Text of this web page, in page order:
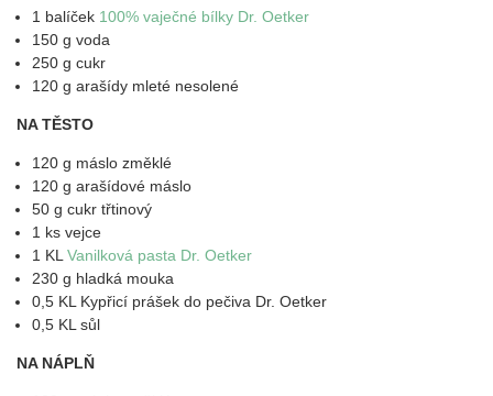
1 balíček 100% vaječné bílky Dr. Oetker
150 g voda
250 g cukr
120 g arašídy mleté nesolené
NA TĚSTO
120 g máslo změklé
120 g arašídové máslo
50 g cukr třtinový
1 ks vejce
1 KL Vanilková pasta Dr. Oetker
230 g hladká mouka
0,5 KL Kypřicí prášek do pečiva Dr. Oetker
0,5 KL sůl
NA NÁPLŇ